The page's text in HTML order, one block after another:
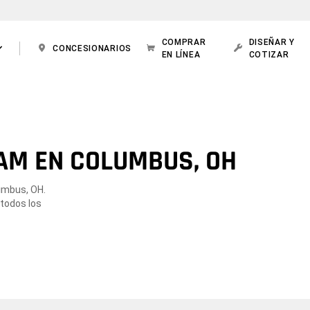
CONCESIONARIOS
COMPRAR
EN LÍNEA
DISEÑAR Y
COTIZAR
EN COLUMBUS, OH
OH.
los